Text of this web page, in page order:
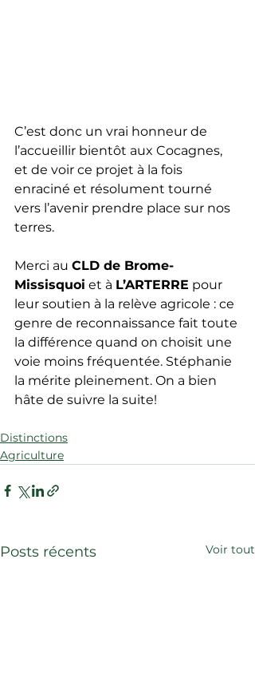
C’est donc un vrai honneur de
l’accueillir bientôt aux Cocagnes,
et de voir ce projet à la fois
enraciné et résolument tourné
vers l’avenir prendre place sur nos
terres.
Merci au CLD de Brome-
Missisquoi et à L’ARTERRE pour
leur soutien à la relève agricole : ce
genre de reconnaissance fait toute
la différence quand on choisit une
voie moins fréquentée. Stéphanie
la mérite pleinement. On a bien
hâte de suivre la suite!
Distinctions
Agriculture
Posts récents Voir tout